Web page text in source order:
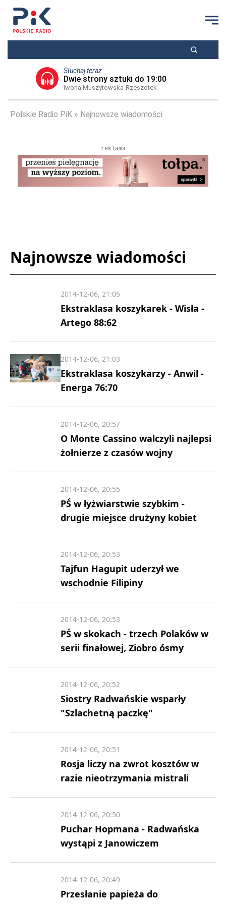
Słuchaj teraz
Dwie strony sztuki do 19:00
Iwona Muszytowska-Rzeszotek
Polskie Radio PiK Najnowsze wiadomości
reklama
Najnowsze wiadomości
Ekstraklasa koszykarek - Wisła -
Artego 88:62
2014-12-06, 21:05
Ekstraklasa koszykarzy - Anwil -
Energa 76:70
2014-12-06, 21:03
O Monte Cassino walczyli najlepsi
żołnierze z czasów wojny
2014-12-06, 20:57
PŚ w łyżwiarstwie szybkim -
drugie miejsce drużyny kobiet
2014-12-06, 20:55
Tajfun Hagupit uderzył we
wschodnie Filipiny
2014-12-06, 20:53
PŚ w skokach - trzech Polaków w
serii finałowej, Ziobro ósmy
2014-12-06, 20:53
Siostry Radwańskie wsparły
"Szlachetną paczkę"
2014-12-06, 20:52
Rosja liczy na zwrot kosztów w
razie nieotrzymania mistrali
2014-12-06, 20:51
Puchar Hopmana - Radwańska
wystąpi z Janowiczem
2014-12-06, 20:50
Przesłanie papieża do
2014-12-06, 20:49